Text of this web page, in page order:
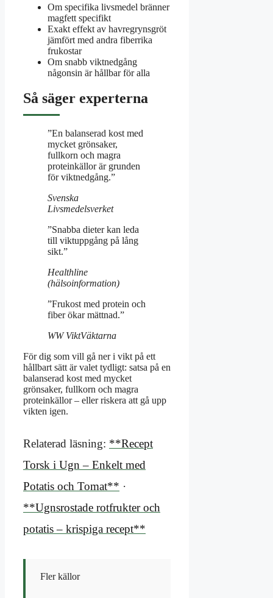
Om specifika livsmedel bränner
magfett specifikt
Exakt effekt av havregrynsgröt
jämfört med andra fiberrika
frukostar
Om snabb viktnedgång
någonsin är hållbar för alla
Så säger experterna
”En balanserad kost med
mycket grönsaker,
fullkorn och magra
proteinkällor är grunden
för viktnedgång.”
Svenska
Livsmedelsverket
”Snabba dieter kan leda
till viktuppgång på lång
sikt.”
Healthline
(hälsoinformation)
”Frukost med protein och
fiber ökar mättnad.”
WW ViktVäktarna
För dig som vill gå ner i vikt på ett
hållbart sätt är valet tydligt: satsa på en
balanserad kost med mycket
grönsaker, fullkorn och magra
proteinkällor – eller riskera att gå upp
vikten igen.
Relaterad läsning: **Recept
Torsk i Ugn – Enkelt med
Potatis och Tomat** ·
**Ugnsrostade rotfrukter och
potatis – krispiga recept**
Fler källor